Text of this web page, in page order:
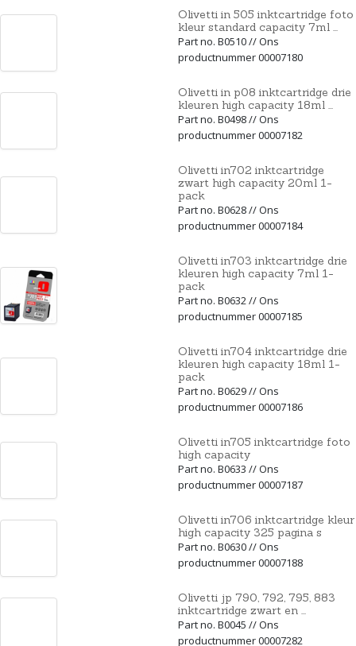
Olivetti in 505 inktcartridge foto
kleur standard capacity 7ml ...
Part no. B0510 // Ons
productnummer 00007180
Olivetti in p08 inktcartridge drie
kleuren high capacity 18ml ...
Part no. B0498 // Ons
productnummer 00007182
Olivetti in702 inktcartridge
zwart high capacity 20ml 1-
pack
Part no. B0628 // Ons
productnummer 00007184
Olivetti in703 inktcartridge drie
kleuren high capacity 7ml 1-
pack
Part no. B0632 // Ons
productnummer 00007185
Olivetti in704 inktcartridge drie
kleuren high capacity 18ml 1-
pack
Part no. B0629 // Ons
productnummer 00007186
Olivetti in705 inktcartridge foto
high capacity
Part no. B0633 // Ons
productnummer 00007187
Olivetti in706 inktcartridge kleur
high capacity 325 pagina s
Part no. B0630 // Ons
productnummer 00007188
Olivetti jp 790, 792, 795, 883
inktcartridge zwart en ...
Part no. B0045 // Ons
productnummer 00007282